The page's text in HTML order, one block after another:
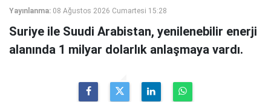
Yayınlanma: 08 Ağustos 2026 Cumartesi 15:28
Suriye ile Suudi Arabistan, yenilenebilir enerji
alanında 1 milyar dolarlık anlaşmaya vardı.